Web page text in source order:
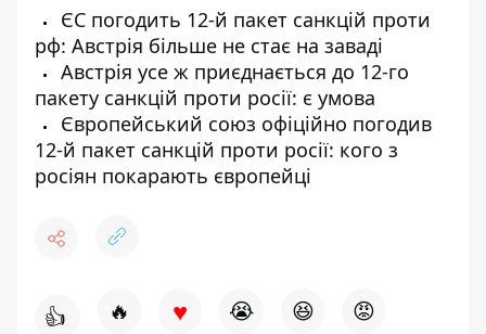
ЄС погодить 12-й пакет санкцій проти
рф: Австрія більше не стає на заваді
Австрія усе ж приєднається до 12-го
пакету санкцій проти росії: є умова
Європейський союз офіційно погодив
12-й пакет санкцій проти росії: кого з
росіян покарають європейці
👍 🔥 ♥ 😭 😆 😡